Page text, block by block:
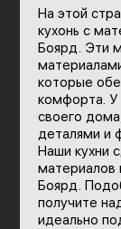
На этой
кухонь с
Боярд. Эти
которые
комфорта. У
своего
деталями и
Наши кухни
материалов
Боярд.
получите
идеально